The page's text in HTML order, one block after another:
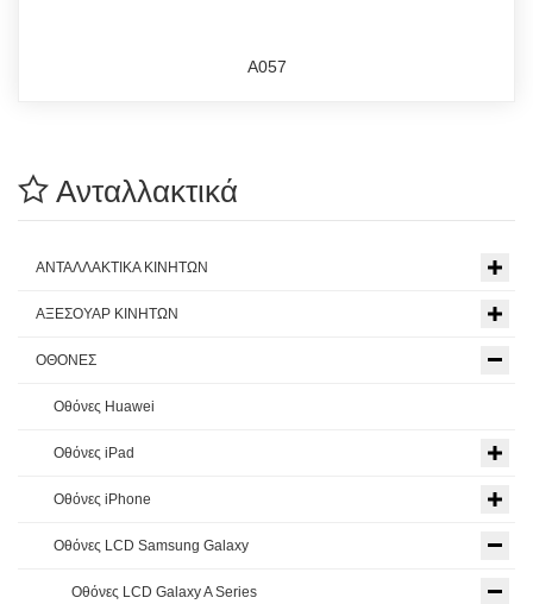
A057
Ανταλλακτικά
ΑΝΤΑΛΛΑΚΤΙΚΑ ΚΙΝΗΤΩΝ
ΑΞΕΣΟΥΑΡ ΚΙΝΗΤΩΝ
ΟΘΟΝΕΣ
Οθόνες Huawei
Οθόνες iPad
Οθόνες iPhone
Οθόνες LCD Samsung Galaxy
Οθόνες LCD Galaxy A Series